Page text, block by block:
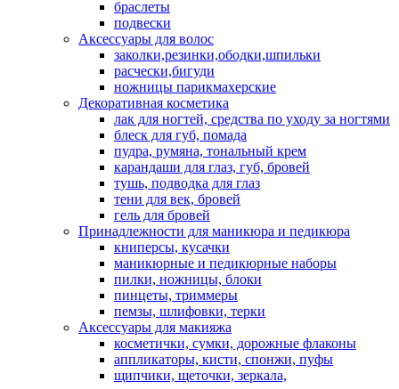
браслеты
подвески
Аксессуары для волос
заколки,резинки,ободки,шпильки
расчески,бигуди
ножницы парикмахерские
Декоративная косметика
лак для ногтей, средства по уходу за ногтями
блеск для губ, помада
пудра, румяна, тональный крем
карандаши для глаз, губ, бровей
тушь, подводка для глаз
тени для век, бровей
гель для бровей
Принадлежности для маникюра и педикюра
книперсы, кусачки
маникюрные и педикюрные наборы
пилки, ножницы, блоки
пинцеты, триммеры
пемзы, шлифовки, терки
Аксессуары для макияжа
косметички, сумки, дорожные флаконы
аппликаторы, кисти, спонжи, пуфы
щипчики, щеточки, зеркала,